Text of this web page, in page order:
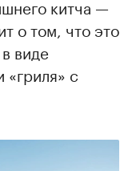
китча —
о том, что это
виде
«гриля» с